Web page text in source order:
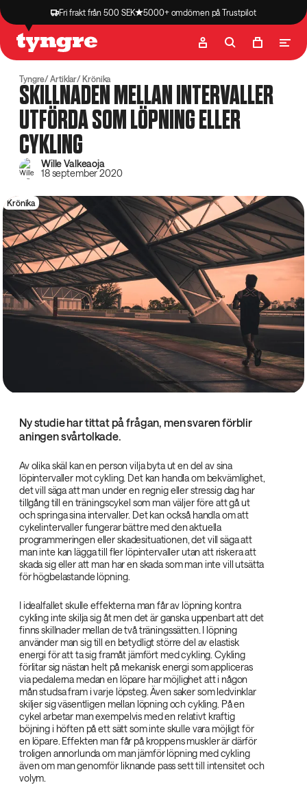
Fri frakt från 500 SEK 5000+ omdömen på Trustpilot
Butik Recept
Tyngre Artiklar Krönika
SKILLNADEN MELLAN INTERVALLER
UTFÖRDA SOM LÖPNING ELLER
CYKLING
Wille Valkeaoja
18 september 2020
Krönika
Ny studie har tittat på frågan, men svaren förblir
aningen svårtolkade.
Av olika skäl kan en person vilja byta ut en del av sina
löpintervaller mot cykling. Det kan handla om bekvämlighet,
det vill säga att man under en regnig eller stressig dag har
tillgång till en träningscykel som man väljer före att gå ut
och springa sina intervaller. Det kan också handla om att
cykelintervaller fungerar bättre med den aktuella
programmeringen eller skadesituationen, det vill säga att
man inte kan lägga till fler löpintervaller utan att riskera att
skada sig eller att man har en skada som man inte vill utsätta
för högbelastande löpning.
I idealfallet skulle effekterna man får av löpning kontra
cykling inte skilja sig åt men det är ganska uppenbart att det
finns skillnader mellan de två träningssätten. I löpning
använder man sig till en betydligt större del av elastisk
energi för att ta sig framåt jämfört med cykling. Cykling
förlitar sig nästan helt på mekanisk energi som appliceras
via pedalerna medan en löpare har möjlighet att i någon
mån studsa fram i varje löpsteg. Även saker som ledvinklar
skiljer sig väsentligen mellan löpning och cykling. På en
cykel arbetar man exempelvis med en relativt kraftig
böjning i höften på ett sätt som inte skulle vara möjligt för
en löpare. Effekten man får på kroppens muskler är därför
troligen annorlunda om man jämför löpning med cykling
även om man genomför liknande pass sett till intensitet och
volym.